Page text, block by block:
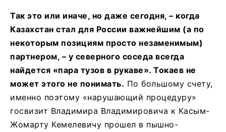
Так это или иначе, но даже сегодня, – когда
Казахстан стал для России важнейшим (а по
некоторым позициям просто незаменимым)
партнером, – у северного соседа всегда
найдется «пара тузов в рукаве». Токаев не
может этого не понимать. По большому счету,
именно поэтому «нарушающий процедуру»
госвизит Владимира Владимировича к Касым-
Жомарту Кемелевичу прошел в пышно-